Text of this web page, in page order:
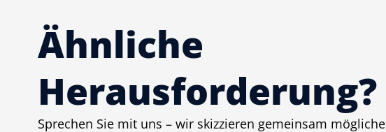
Ähnliche
Herausforderung?
Sprechen Sie mit uns – wir skizzieren gemeinsam mögliche